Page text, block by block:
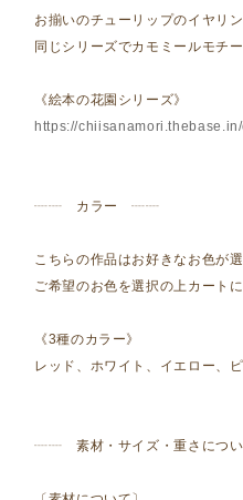
お揃いのチューリップのイヤリン
同じシリーズでカモミールモチ
《絵本の花園シリーズ》
https://
┈┈ カラー ┈┈
こちらの作品はお好きなお色が選
ご希望のお色を選択の上カート
《3種のカラー》
レッド、ホワイト、イエロー、
┈┈ 素材・サイズ・重さに